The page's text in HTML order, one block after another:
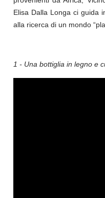
Elisa Dalla Longa ci guida
alla ricerca di un mondo
1 - Una bottiglia in legno e